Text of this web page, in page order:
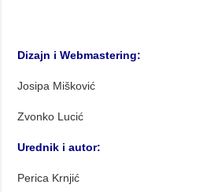
Dizajn i Webmastering:
Josipa Mišković
Zvonko Lucić
Urednik i autor:
Perica Krnjić